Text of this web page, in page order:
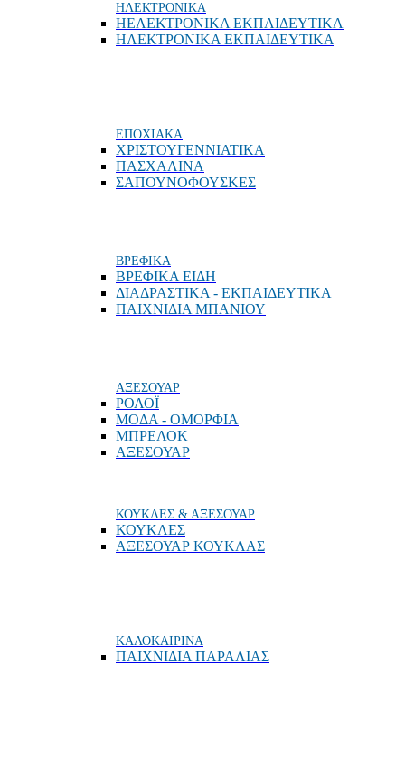
ΗΛΕΚΤΡΟΝΙΚΑ
ΗΕΛΕΚΤΡΟΝΙΚΑ ΕΚΠΑΙΔΕΥΤΙΚΑ
ΗΛΕΚΤΡΟΝΙΚΑ ΕΚΠΑΙΔΕΥΤΙΚΑ
ΕΠΟΧΙΑΚΑ
ΧΡΙΣΤΟΥΓΕΝΝΙΑΤΙΚΑ
ΠΑΣΧΑΛΙΝΑ
ΣΑΠΟΥΝΟΦΟΥΣΚΕΣ
ΒΡΕΦΙΚΑ
ΒΡΕΦΙΚΑ ΕΙΔΗ
ΔΙΑΔΡΑΣΤΙΚΑ - ΕΚΠΑΙΔΕΥΤΙΚΑ
ΠΑΙΧΝΙΔΙΑ ΜΠΑΝΙΟΥ
ΑΞΕΣΟΥΑΡ
ΡΟΛΟΪ
ΜΟΔΑ - ΟΜΟΡΦΙΑ
ΜΠΡΕΛΟΚ
ΑΞΕΣΟΥΑΡ
ΚΟΥΚΛΕΣ & ΑΞΕΣΟΥΑΡ
ΚΟΥΚΛΕΣ
ΑΞΕΣΟΥΑΡ ΚΟΥΚΛΑΣ
ΚΑΛΟΚΑΙΡΙΝΑ
ΠΑΙΧΝΙΔΙΑ ΠΑΡΑΛΙΑΣ